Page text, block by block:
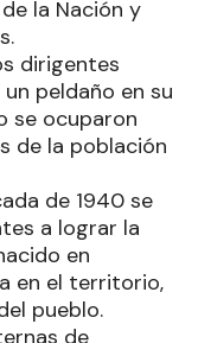
la Nación y
dirigentes
peldaño en su
se ocuparon
de la población
de 1940 se
a lograr la
en
en el territorio,
pueblo.
de